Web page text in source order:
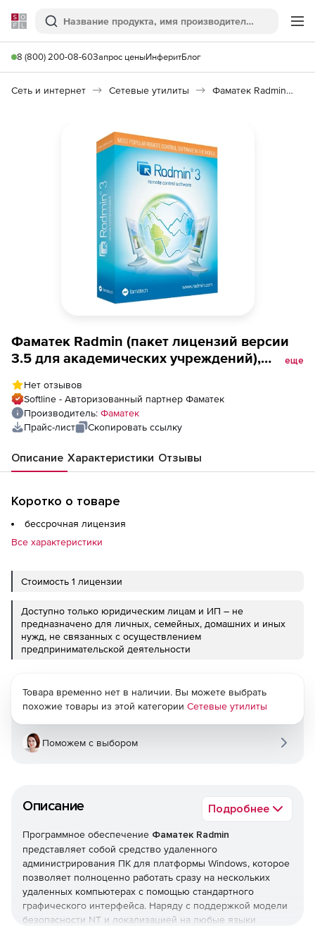
Softline
Поиск
8 (800) 200-08-60Запрос ценыИнферитБлог
Сеть и интернет Сетевые утилиты Фаматек Radmin 3.5
Фаматек Radmin (пакет лицензий версии
3.5 для академических учреждений),
еще
Нет отзывов
Softline - Авторизованный партнер Фаматек
Производитель: Фаматек
Прайс-лист
Скопировать ссылку
Описание Характеристики Отзывы
Коротко о товаре
бессрочная лицензия
Все характеристики
Стоимость 1 лицензии
Доступно только юридическим лицам и ИП – не
предназначено для личных, семейных, домашних и иных
нужд, не связанных с осуществлением
предпринимательской деятельности
Описание Подробнее
Программное обеспечение Фаматек Radmin
представляет собой средство удаленного
администрирования ПК для платформы Windows, которое
позволяет полноценно работать сразу на нескольких
удаленных компьютерах с помощью стандартного
графического интерфейса. Наряду с поддержкой модели
безопасности NT и локализацией на любые языки
Товара временно нет в наличии. Вы можете выбрать
похожие товары из этой категории Сетевые утилиты
Поможем с выбором